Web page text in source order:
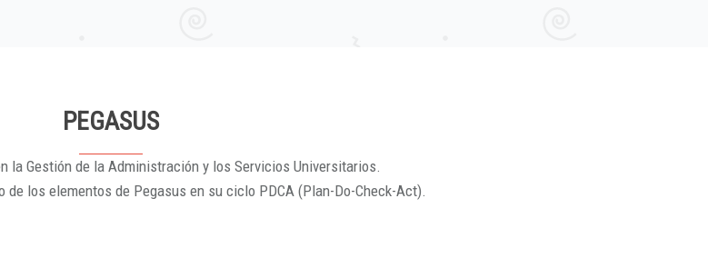
PEGASUS
la Gestión de la Administración y los Servicios Universitarios.
de los elementos de Pegasus en su ciclo PDCA (Plan-Do-Check-Act).